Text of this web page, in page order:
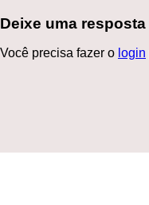
Deixe uma resposta
Você precisa fazer o login